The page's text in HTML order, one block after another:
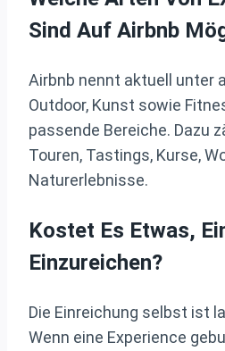
Sind Auf Airbnb
Airbnb nennt aktuell unter
Outdoor, Kunst sowie
passende Bereiche. Dazu
Touren, Tastings, Kurse,
Naturerlebnisse.
Kostet Es Etwas,
Einzureichen?
Die Einreichung selbst ist
Wenn eine Experience